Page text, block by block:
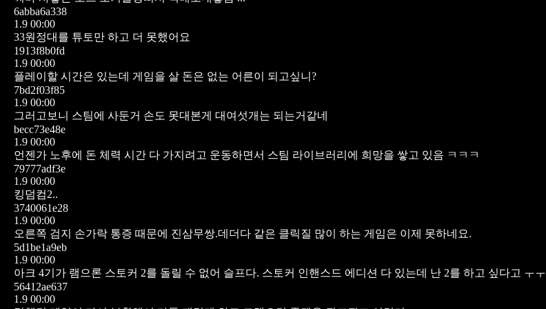
6abba6a338
1.9 00:00
33원정대를 튜토만 하고 더 못했어요
1913f8b0fd
1.9 00:00
플레이할 시간은 있는데 게임을 살 돈은 없는 어른이 되고싶니?
7bd2f03f85
1.9 00:00
그러고보니 스팀에 사둔거 손도 못대본게 대여섯개는 되는거같네
becc73e48e
1.9 00:00
언젠가 노후에 돈 체력 시간 다 가지려고 운동하면서 스팀 라이브러리에 희망을 쌓고 있음 ㅋㅋㅋ
79777adf3e
1.9 00:00
킹덤컴2..
3740061e28
1.9 00:00
오른쪽 검지 손가락 통증 때문에 진삼무쌍.데더다 같은 클릭질 많이 하는 게임은 이제 못하네요.
5d1be1a9eb
1.9 00:00
아크 4기가 램으론 스토커 2를 돌릴 수 없어 슬프다. 스토커 인핸스드 에디션 다 있는데 난 2를 하고 싶다고 ㅜㅜ
56412ae637
1.9 00:00